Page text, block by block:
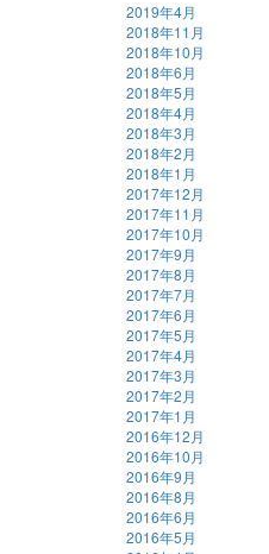
2019年4月
2018年11月
2018年10月
2018年6月
2018年5月
2018年4月
2018年3月
2018年2月
2018年1月
2017年12月
2017年11月
2017年10月
2017年9月
2017年8月
2017年7月
2017年6月
2017年5月
2017年4月
2017年3月
2017年2月
2017年1月
2016年12月
2016年10月
2016年9月
2016年8月
2016年6月
2016年5月